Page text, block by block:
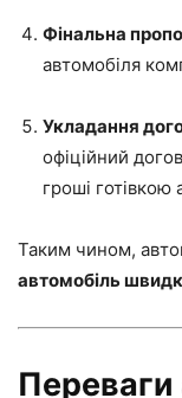
Фінальна
автомобіля
Укладання
офіційний
гроші готівкою
Таким чином,
автомобіль
Переваги